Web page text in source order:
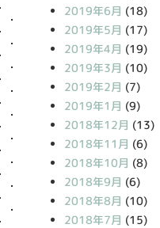
2019年6月 (18)
2019年5月 (17)
2019年4月 (19)
2019年3月 (10)
2019年2月 (7)
2019年1月 (9)
2018年12月 (13)
2018年11月 (6)
2018年10月 (8)
2018年9月 (6)
2018年8月 (10)
2018年7月 (15)